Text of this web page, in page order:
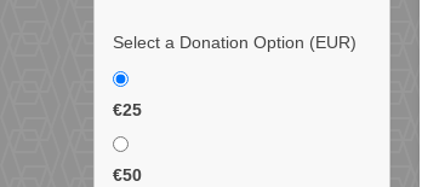
Select a Donation Option (EUR)
€25
€50